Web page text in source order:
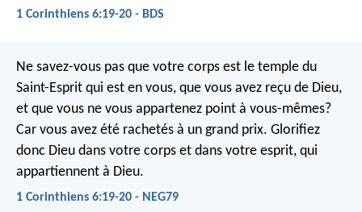
1 Corinthiens 6:19-20 - BDS
Ne savez-vous pas que votre corps est le temple du
Saint-Esprit qui est en vous, que vous avez reçu de Dieu,
et que vous ne vous appartenez point à vous-mêmes?
Car vous avez été rachetés à un grand prix. Glorifiez
donc Dieu dans votre corps et dans votre esprit, qui
appartiennent à Dieu.
1 Corinthiens 6:19-20 - NEG79